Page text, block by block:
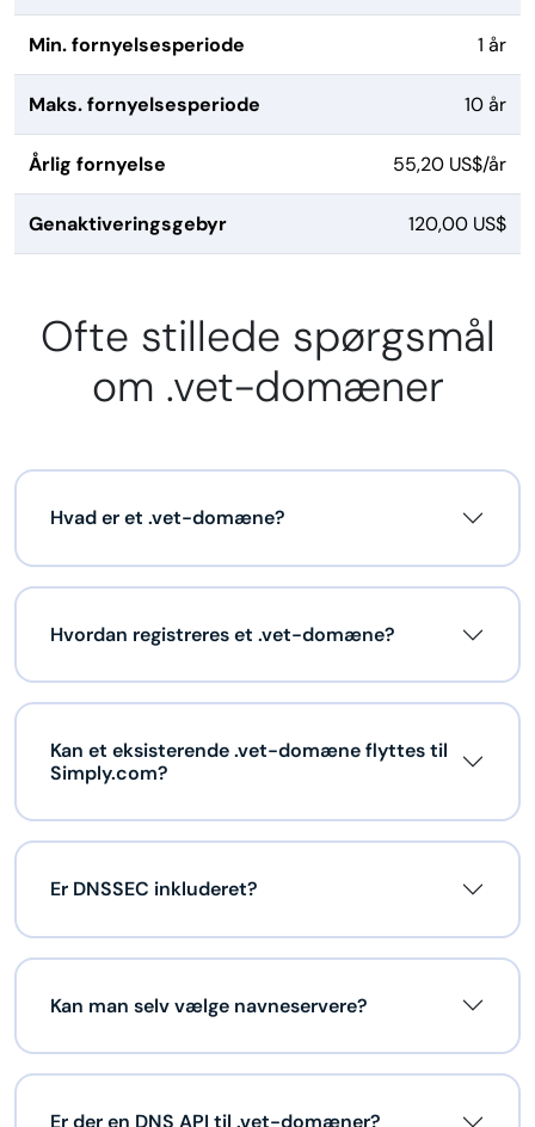
Min. fornyelsesperiode 1 år
Maks. fornyelsesperiode 10 år
Årlig fornyelse 55,20 US$/år
Genaktiveringsgebyr 120,00 US$
Ofte stillede spørgsmål
om .vet-domæner
Hvad er et .vet-domæne?
Hvordan registreres et .vet-domæne?
Kan et eksisterende .vet-domæne flyttes til
Simply.com?
Er DNSSEC inkluderet?
Kan man selv vælge navneservere?